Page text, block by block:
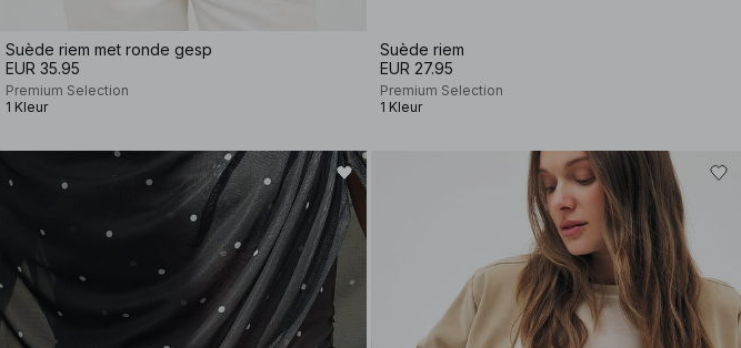
Suède riem met ronde gesp
EUR 35.95
Premium Selection
1 Kleur
Suède riem
EUR 27.95
Premium Selection
1 Kleur